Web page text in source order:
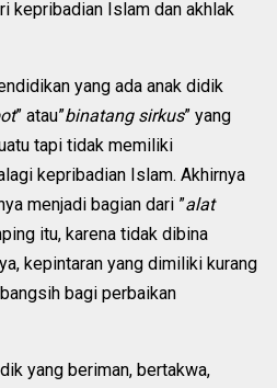
kepribadian Islam dan akhlak
yang ada anak didik
” atau”binatang sirkus” yang
tapi tidak memiliki
kepribadian Islam. Akhirnya
menjadi bagian dari ”alat
itu, karena tidak dibina
kepintaran yang dimiliki kurang
bagi perbaikan
yang beriman, bertakwa,